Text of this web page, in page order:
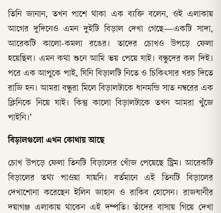
তিনি জানান, তখন পাশে থাকা এক ব্যক্তি বলেন, ওই এলাকায়
আগের দুদিনেও এমন দুইটি বিড়াল দেখা গেছে—একটি সাদা,
আরেকটি কালো-কমলা রঙের। তাদের চোখও উপড়ে ফেলা
হয়েছিল। এমন কথা শুনে আমি ভয় পেয়ে যাই। বন্ধুদের কল দিই।
পরে এক আপুকে পাই, যিনি বিড়ালটি নিতে ও চিকিৎসার খরচ দিতে
রাজি হন। আমরা বন্ধুরা মিলে বিড়ালটাকে ধানমন্ডি সাত নম্বরের এক
ক্লিনিকে নিয়ে যাই। কিন্তু কালো বিড়ালটাকে তখন আমরা খুঁজে
পাইনি।’
বিড়ালগুলো এখন কোথায় আছে
চোখ উপড়ে ফেলা তিনটি বিড়ালের খোঁজ পেয়েছে স্ট্রিম। আরেকটি
বিড়ালের তথ্য পাওয়া যায়নি। বর্তমানে এই তিনটি বিড়ালের
দেখাশোনা করেছেন ইলিন জাহান ও রাকিব হোসেন। রাজধানীর
দয়াগঞ্জ এলাকায় থাকেন এই দম্পতি। তাঁদের বাসায় গিয়ে দেখা